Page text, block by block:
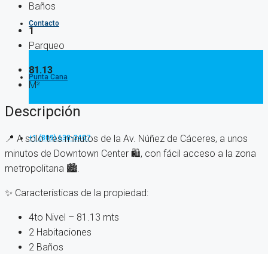
Contacto
Punta Cana
+1 (809) 638-3407
Baños
1
Parqueo
81.13
M²
Descripción
📍 A solo tres minutos de la Av. Núñez de Cáceres, a unos
minutos de Downtown Center 🛍️, con fácil acceso a la zona
metropolitana 🏙️.
✨ Características de la propiedad:
4to Nivel – 81.13 mts
2 Habitaciones
2 Baños